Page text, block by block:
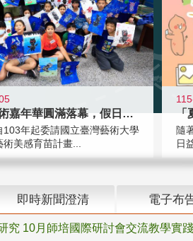
學校藝術嘉年華圓滿落幕，假日學校接
103年起委請國立臺灣藝術大學
美感育苗計畫...
隨
日
即時新聞澄清 電子布
究 10月師培國際研討會交流教學實